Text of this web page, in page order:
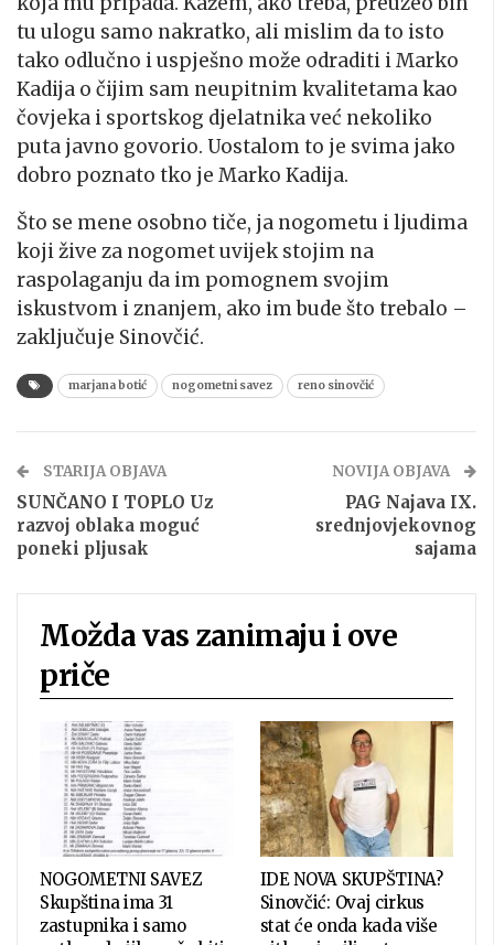
tu ulogu samo nakratko, ali mislim da to isto
tako odlučno i uspješno može odraditi i Marko
Kadija o čijim sam neupitnim kvalitetama kao
čovjeka i sportskog djelatnika već nekoliko
puta javno govorio. Uostalom to je svima jako
dobro poznato tko je Marko Kadija.
Što se mene osobno tiče, ja nogometu i ljudima
koji žive za nogomet uvijek stojim na
raspolaganju da im pomognem svojim
iskustvom i znanjem, ako im bude što trebalo –
zaključuje Sinovčić.
marjana botić nogometni savez reno sinovčić
STARIJA OBJAVA
SUNČANO I TOPLO Uz
razvoj oblaka moguć
poneki pljusak
NOVIJA OBJAVA
PAG Najava IX.
srednjovjekovnog
sajama
Možda vas zanimaju i ove
priče
NOGOMETNI SAVEZ
Skupština ima 31
zastupnika i samo
IDE NOVA SKUPŠTINA?
Sinovčić: Ovaj cirkus
stat će onda kada više